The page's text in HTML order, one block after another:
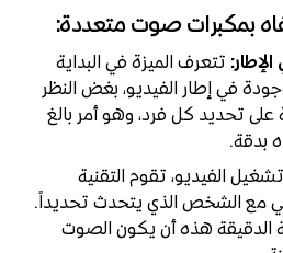
بمكبرات صوت متعددة:
تتعرف الميزة في البداية
في إطار الفيديو، بغض النظر
تحديد كل فرد، وهو أمر بالغ
بدقة.
الفيديو، تقوم التقنية
مع الشخص الذي يتحدث تحديداً.
الدقيقة هذه أن يكون الصوت